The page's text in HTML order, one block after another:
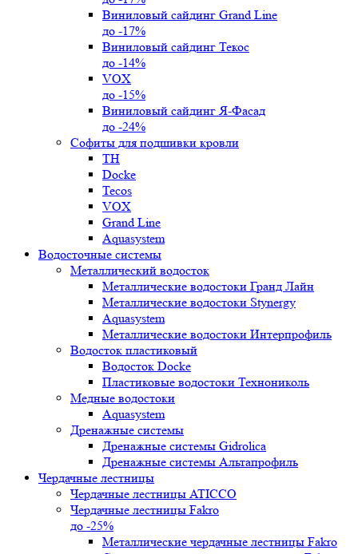
Виниловый сайдинг Grand Line
до -17%
Виниловый сайдинг Текос
до -14%
VOX
до -15%
Виниловый сайдинг Я-Фасад
до -24%
Софиты для подшивки кровли
ТН
Docke
Tecos
VOX
Grand Line
Aquasystem
Водосточные системы
Металлический водосток
Металлические водостоки Гранд Лайн
Металлические водостоки Stynergy
Aquasystem
Металлические водостоки Интерпрофиль
Водосток пластиковый
Водосток Docke
Пластиковые водостоки Технониколь
Медные водостоки
Aquasystem
Дренажные системы
Дренажные системы Gidrolica
Дренажные системы Альтапрофиль
Чердачные лестницы
Чердачные лестницы ATICCO
Чердачные лестницы Fakro
до -25%
Металлические чердачные лестницы Fakro